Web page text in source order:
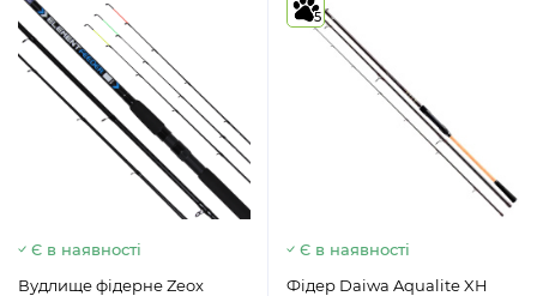
Є в наявності
Вудлище фідерне Zeox
5
Є в наявності
Фідер Daiwa Aqualite XH